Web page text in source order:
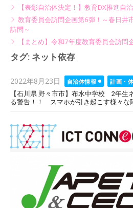
【表彰自治体決定！】教育DX推進自
教育委員会訪問企画第6弾！～春日
訪問～
【まとめ】令和7年度教育委員会訪問
タグ: ネット依存
Posted
on
2022年8月23日 自治体情報
計画・
【石川県 野々市市】布水中学校 2年
る警告！！ スマホが引き起こす様々な